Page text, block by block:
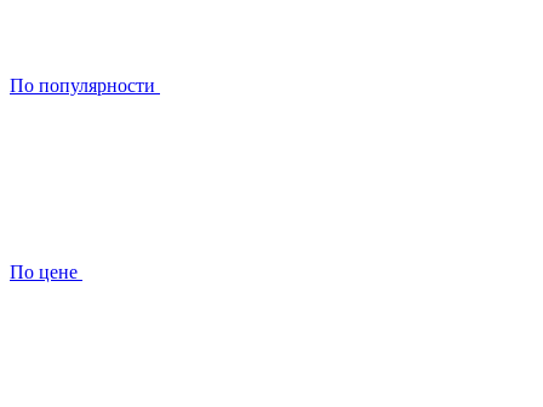
По популярности
По цене